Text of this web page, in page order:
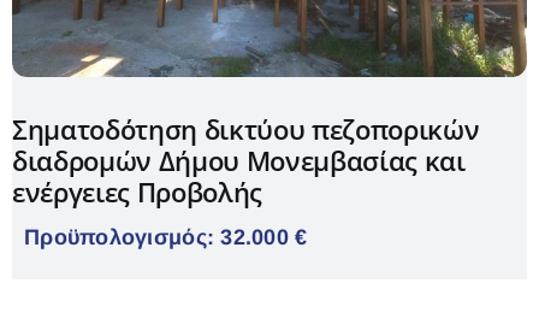
Σηματοδότηση δικτύου πεζοπορικών
διαδρομών Δήμου Μονεμβασίας και
ενέργειες Προβολής
Προϋπολογισμός: 32.000 €